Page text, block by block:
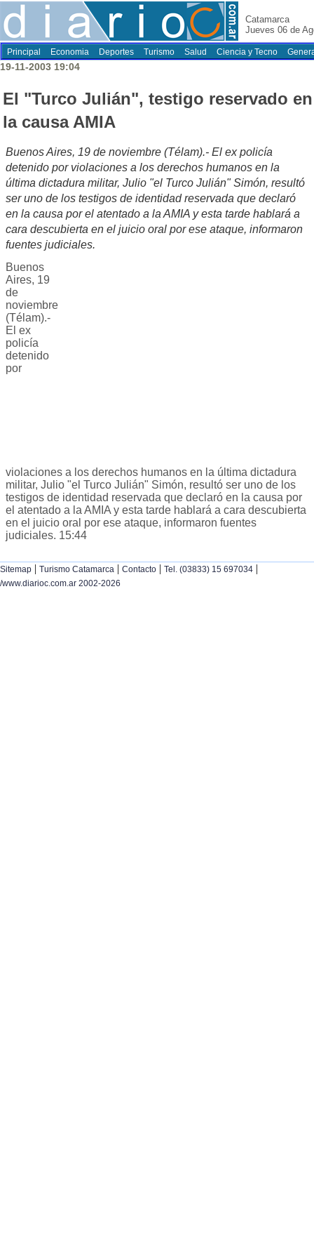
Catamarca
Jueves 06 de
Principal Economia Deportes Turismo Salud Ciencia y Tecno
19-11-2003 19:04
El "Turco Julián", testigo reservado en
la causa AMIA
Buenos Aires, 19 de noviembre (Télam).- El ex policía
detenido por violaciones a los derechos humanos en la
última dictadura militar, Julio "el Turco Julián" Simón, resultó
ser uno de los testigos de identidad reservada que declaró
en la causa por el atentado a la AMIA y esta tarde hablará a
cara descubierta en el juicio oral por ese ataque, informaron
fuentes judiciales.
Buenos
Aires, 19
de
noviembre
(Télam).-
El ex
policía
detenido
por
violaciones a los derechos humanos en la última dictadura
militar, Julio "el Turco Julián" Simón, resultó ser uno de los
testigos de identidad reservada que declaró en la causa por
el atentado a la AMIA y esta tarde hablará a cara descubierta
en el juicio oral por ese ataque, informaron fuentes
judiciales. 15:44
Sitemap | Turismo Catamarca | Contacto | Tel. (03833) 15 697034 |
/www.diarioc.com.ar 2002-2026